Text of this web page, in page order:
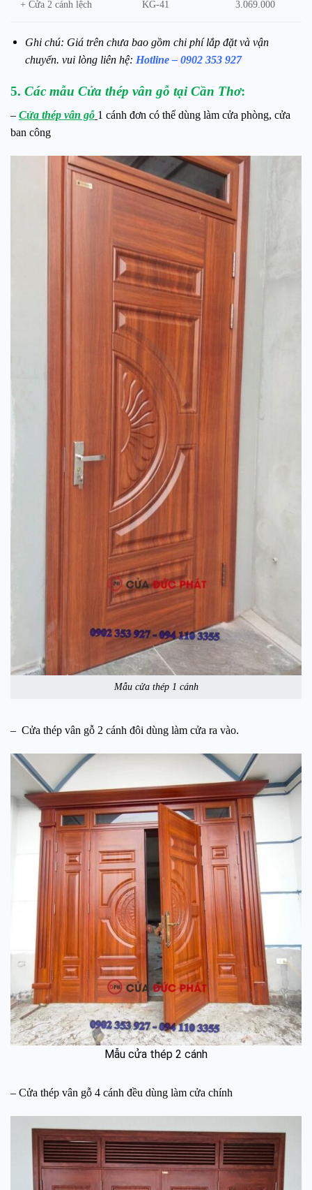
+ Cửa 2 cánh lệch KG-41 3.069.000
Ghi chú: Giá trên chưa bao gồm chi phí lắp đặt và vận
chuyển. vui lòng liên hệ: Hotline – 0902 353 927
5. Các mẫu Cửa thép vân gỗ tại Cần Thơ:
– Cửa thép vân gỗ 1 cánh đơn có thể dùng làm cửa phòng, cửa
ban công
Mẫu cửa thép 1 cánh
– Cửa thép vân gỗ 2 cánh đôi dùng làm cửa ra vào.
Mẫu cửa thép 2 cánh
– Cửa thép vân gỗ 4 cánh đều dùng làm cửa chính